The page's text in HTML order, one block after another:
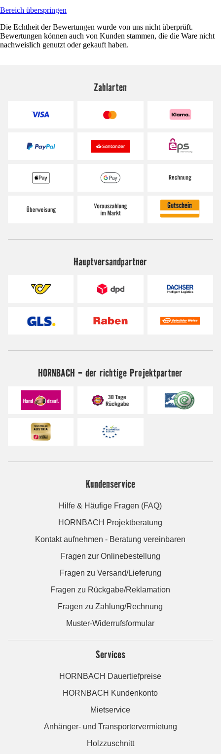
Bereich überspringen
Die Echtheit der Bewertungen wurde von uns nicht überprüft.
Bewertungen können auch von Kunden stammen, die die Ware nicht
nachweislich genutzt oder gekauft haben.
Zahlarten
Hauptversandpartner
HORNBACH - der richtige Projektpartner
Kundenservice
Hilfe & Häufige Fragen (FAQ)
HORNBACH Projektberatung
Kontakt aufnehmen - Beratung vereinbaren
Fragen zur Onlinebestellung
Fragen zu Versand/Lieferung
Fragen zu Rückgabe/Reklamation
Fragen zu Zahlung/Rechnung
Muster-Widerrufsformular
Services
HORNBACH Dauertiefpreise
HORNBACH Kundenkonto
Mietservice
Anhänger- und Transportervermietung
Holzzuschnitt